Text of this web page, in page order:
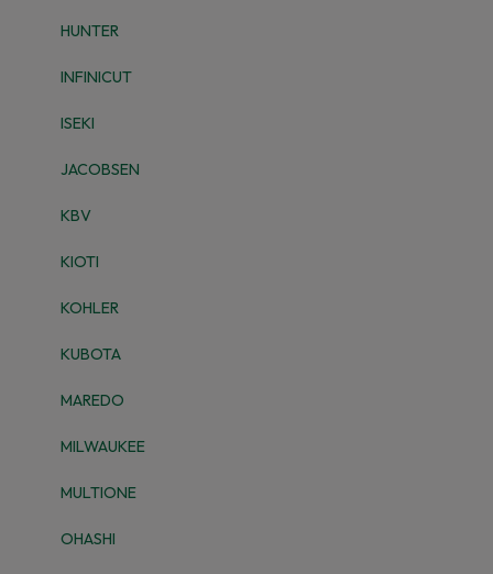
HUNTER
INFINICUT
ISEKI
JACOBSEN
KBV
KIOTI
KOHLER
KUBOTA
MAREDO
MILWAUKEE
MULTIONE
OHASHI